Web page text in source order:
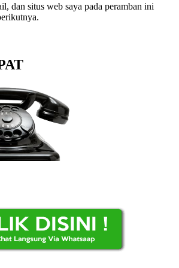
dan situs web saya pada peramban ini